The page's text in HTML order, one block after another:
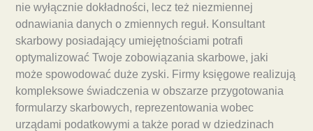
nie wyłącznie dokładności, lecz też niezmiennej
odnawiania danych o zmiennych reguł. Konsultant
skarbowy posiadający umiejętnościami potrafi
optymalizować Twoje zobowiązania skarbowe, jaki
może spowodować duże zyski. Firmy księgowe realizują
kompleksowe świadczenia w obszarze przygotowania
formularzy skarbowych, reprezentowania wobec
urządami podatkowymi a także porad w dziedzinach